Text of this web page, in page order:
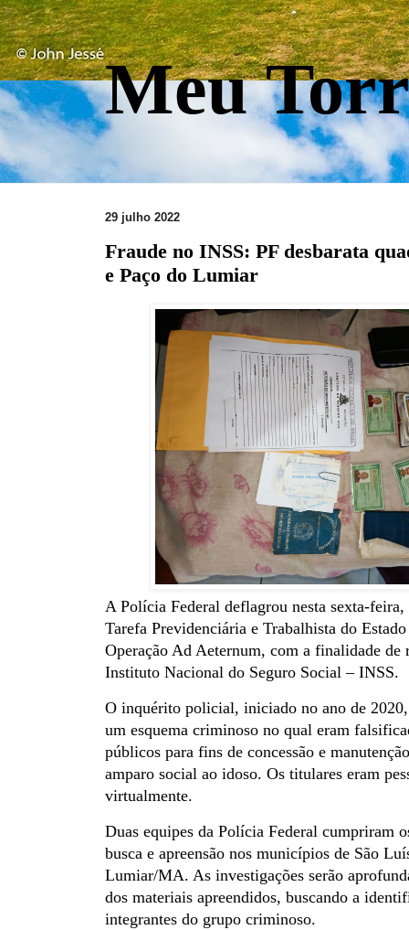
Meu
29 julho 2022
Fraude no INSS: PF desbarata
e Paço do Lumiar
A Polícia Federal deflagrou nesta sexta-
Tarefa Previdenciária e Trabalhista do
Operação Ad Aeternum, com a finalidade
Instituto Nacional do Seguro Social – INSS.
O inquérito policial, iniciado no ano de
um esquema criminoso no qual eram
públicos para fins de concessão e
amparo social ao idoso. Os titulares eram
virtualmente.
Duas equipes da Polícia Federal cumpriram
busca e apreensão nos municípios de São
Lumiar/MA. As investigações serão
dos materiais apreendidos, buscando a
integrantes do grupo criminoso.